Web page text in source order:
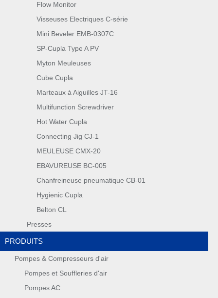
Flow Monitor
Visseuses Electriques C-série
Mini Beveler EMB-0307C
SP-Cupla Type A PV
Myton Meuleuses
Cube Cupla
Marteaux à Aiguilles JT-16
Multifunction Screwdriver
Hot Water Cupla
Connecting Jig CJ-1
MEULEUSE CMX-20
EBAVUREUSE BC-005
Chanfreineuse pneumatique CB-01
Hygienic Cupla
Belton CL
Presses
PRODUITS
Pompes & Compresseurs d'air
Pompes et Souffleries d'air
Pompes AC